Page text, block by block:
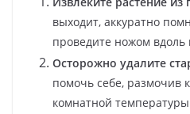
выходит, аккуратно
проведите ножом вдоль
Осторожно удалите
помочь себе, размочив
комнатной